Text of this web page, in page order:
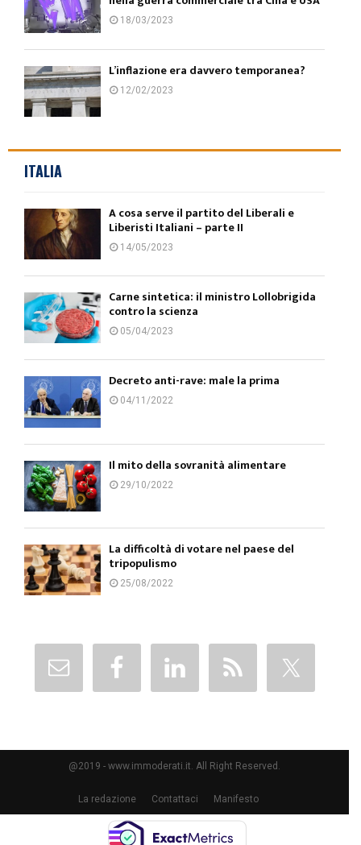
18/03/2023
L’inflazione era davvero temporanea?
12/02/2023
ITALIA
A cosa serve il partito del Liberali e
Liberisti Italiani – parte II
14/05/2023
Carne sintetica: il ministro Lollobrigida
contro la scienza
05/04/2023
Decreto anti-rave: male la prima
04/11/2022
Il mito della sovranità alimentare
29/10/2022
La difficoltà di votare nel paese del
tripopulismo
25/08/2022
@2019 - www.immoderati.it. All Right Reserved.
La redazione Contattaci Manifesto